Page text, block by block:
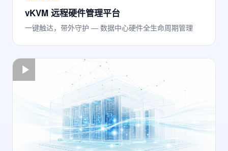
vKVM 远程硬件管理平台
一键触达，带外守护 — 数据中心硬件全生命周期管理